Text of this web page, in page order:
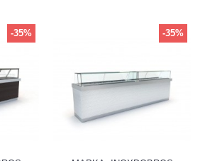
-35% -35%